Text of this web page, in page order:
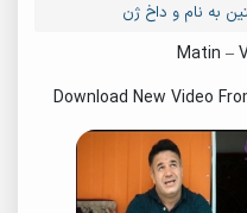
به نام و داخ ژن
Matin –
Download New Video